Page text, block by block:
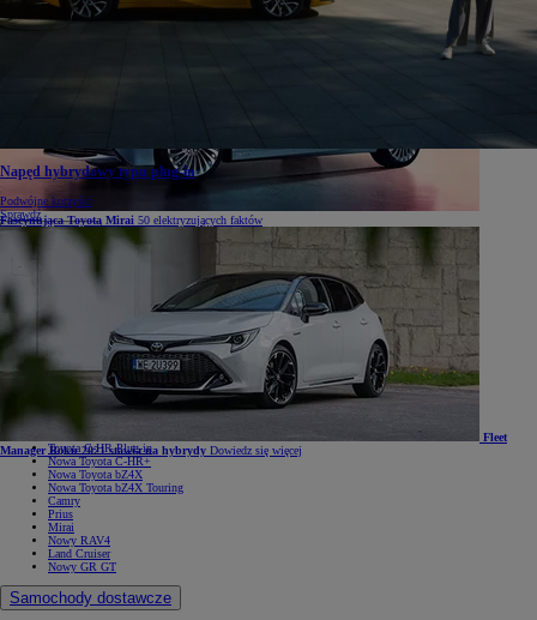
Fascynująca Toyota Mirai 50 elektryzujących faktów
Fleet
Manager Roku 2021 stawia na hybrydy Dowiedz się więcej
Napęd hybrydowy typu plug-in
Podwójne korzyści
Sprawdź
Samochody
Samochody
Samochody osobowe
Yaris
GR Yaris
Nowy Yaris Cross
Nowy Urban Cruiser
Corolla Hatchback
Corolla Sedan
Corolla TS Kombi
Nowa Corolla Cross
Toyota C-HR Plug-in
Nowa Toyota C-HR+
Nowa Toyota bZ4X
Nowa Toyota bZ4X Touring
Camry
Prius
Mirai
Nowy RAV4
Land Cruiser
Nowy GR GT
Samochody dostawcze